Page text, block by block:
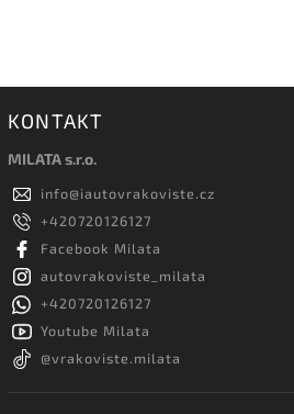
KONTAKT
MILATA s.r.o.
info@iautovrakoviste.cz
+420720126127
Facebook Milata
autovrakoviste_milata
+420720126127
Youtube Milata
@vrakoviste.milata